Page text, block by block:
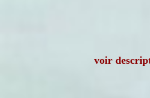
voir